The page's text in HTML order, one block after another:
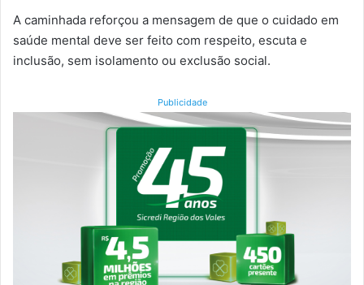
A caminhada reforçou a mensagem de que o cuidado em
saúde mental deve ser feito com respeito, escuta e
inclusão, sem isolamento ou exclusão social.
Publicidade